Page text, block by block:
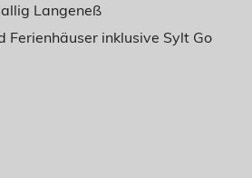
Langeneß
Ferienhäuser inklusive Sylt Go